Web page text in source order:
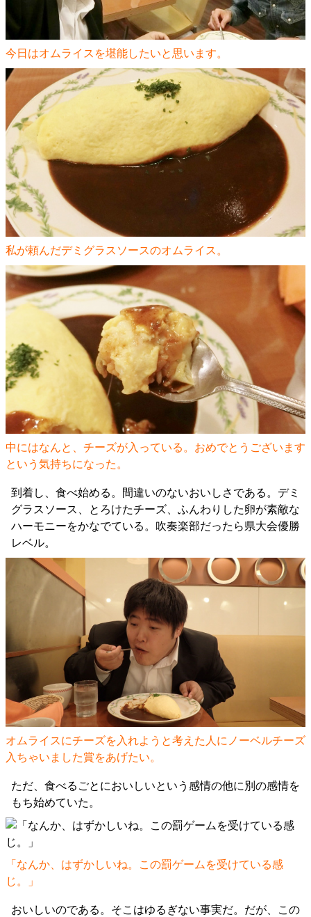
今日はオムライスを堪能したいと思います。
私が頼んだデミグラスソースのオムライス。
中にはなんと、チーズが入っている。おめでとうございます
という気持ちになった。
到着し、食べ始める。間違いのないおいしさである。デミ
グラスソース、とろけたチーズ、ふんわりした卵が素敵な
ハーモニーをかなでている。吹奏楽部だったら県大会優勝
レベル。
オムライスにチーズを入れようと考えた人にノーベルチーズ
入ちゃいました賞をあげたい。
ただ、食べるごとにおいしいという感情の他に別の感情を
もち始めていた。
「なんか、はずかしいね。この罰ゲームを受けている感
じ。」
おいしいのである。そこはゆるぎない事実だ。だが、この